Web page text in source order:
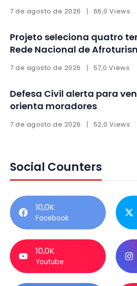
7 de agosto de 2026 66,0 Views
Projeto seleciona quatro
Rede Nacional de
7 de agosto de 2026 57,0 Views
Defesa Civil alerta para
orienta moradores
7 de agosto de 2026 52,0 Views
Social Counters
10,0K
Facebook
10,0K
Youtube